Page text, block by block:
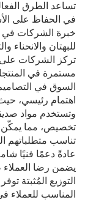
تساعد الطرق
في الحفاظ على
خبرة الشركات في
للبهتان
تركز الشركات على
مستمرة في
السوق في التصاميم
اهتمام رئيسي،
وتستخدم مواد
تخصيص، مما يمكّن
تناسب متطلباتهم
عادةً دعمًا فنيًا
يضمن رضا
التوزيع المُثبتة
المناسب للعملاء